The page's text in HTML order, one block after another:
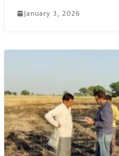
January 3, 2026